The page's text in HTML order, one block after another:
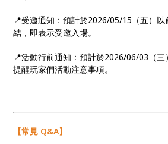
📍受邀通知：預計於2026/05/15（五）
結，即表示受邀入場。
📍活動行前通知：預計於2026/06/03（三
提醒玩家們活動注意事項。
【常見 Q&A】